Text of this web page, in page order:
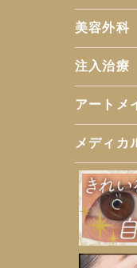
美容外科
注入治療
アートメ
メディカ